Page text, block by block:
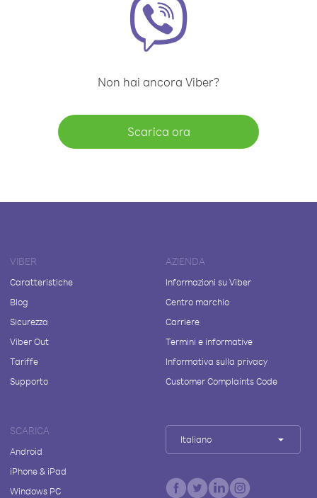
Non hai ancora Viber?
Scarica ora
VIBER
Caratteristiche
Blog
Sicurezza
Viber Out
Tariffe
Supporto
AZIENDA
Informazioni su Viber
Centro marchio
Carriere
Termini e informative
Informativa sulla privacy
Customer Complaints Code
SCARICA
Android
iPhone & iPad
Windows PC
Italiano